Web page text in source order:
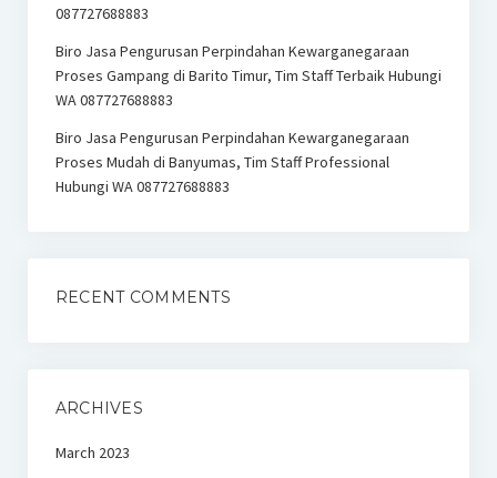
087727688883
Biro Jasa Pengurusan Perpindahan Kewarganegaraan
Proses Gampang di Barito Timur, Tim Staff Terbaik Hubungi
WA 087727688883
Biro Jasa Pengurusan Perpindahan Kewarganegaraan
Proses Mudah di Banyumas, Tim Staff Professional
Hubungi WA 087727688883
RECENT COMMENTS
ARCHIVES
March 2023